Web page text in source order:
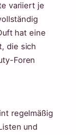
variiert je
hat eine
die sich
Foren
regelmäßig
und